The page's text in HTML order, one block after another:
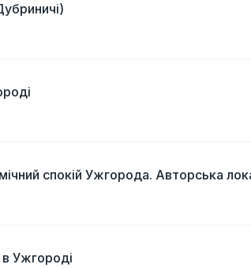
спокій Ужгорода. Авторська
в Ужгороді